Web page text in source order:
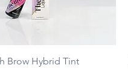
Ātrais skats
Brow Hybrid Tint